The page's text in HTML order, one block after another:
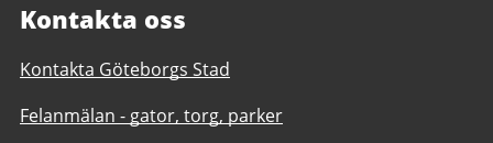
Kontakta oss
Kontakta Göteborgs Stad
Felanmälan - gator, torg, parker